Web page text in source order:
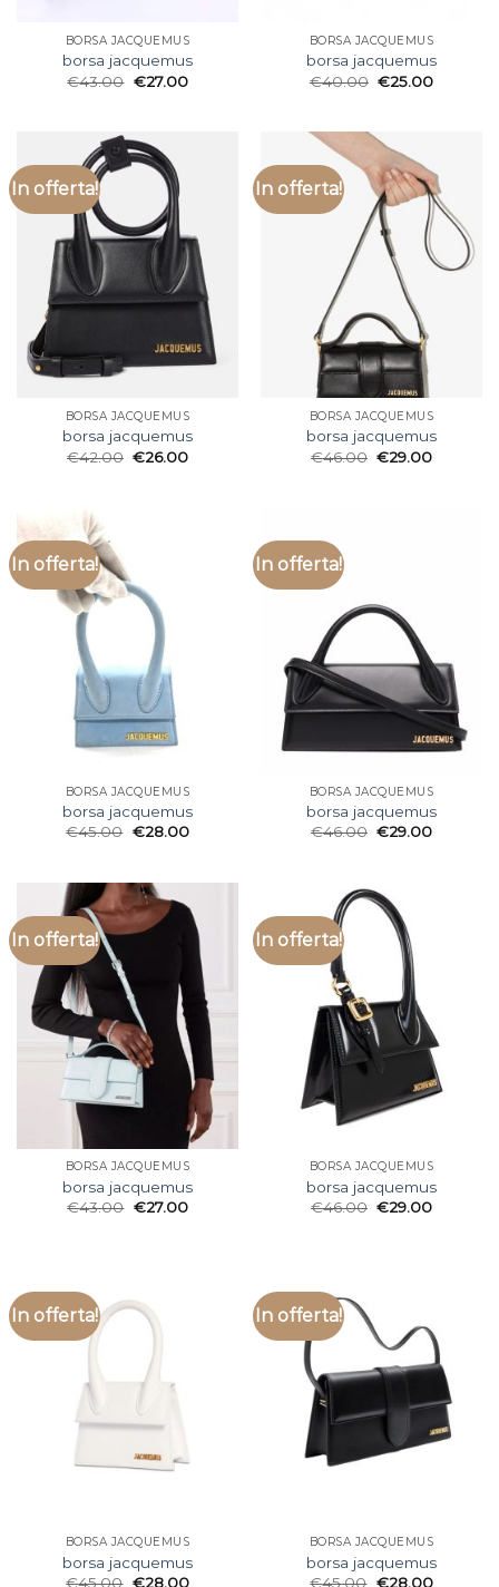
BORSA JACQUEMUS
borsa jacquemus
€43.00 €27.00
BORSA JACQUEMUS
borsa jacquemus
€40.00 €25.00
In offerta!
BORSA JACQUEMUS
borsa jacquemus
€42.00 €26.00
In offerta!
BORSA JACQUEMUS
borsa jacquemus
€46.00 €29.00
In offerta!
BORSA JACQUEMUS
borsa jacquemus
€45.00 €28.00
In offerta!
BORSA JACQUEMUS
borsa jacquemus
€46.00 €29.00
In offerta!
BORSA JACQUEMUS
borsa jacquemus
€43.00 €27.00
In offerta!
BORSA JACQUEMUS
borsa jacquemus
€46.00 €29.00
In offerta!
BORSA JACQUEMUS
borsa jacquemus
€45.00 €28.00
In offerta!
BORSA JACQUEMUS
borsa jacquemus
€45.00 €28.00